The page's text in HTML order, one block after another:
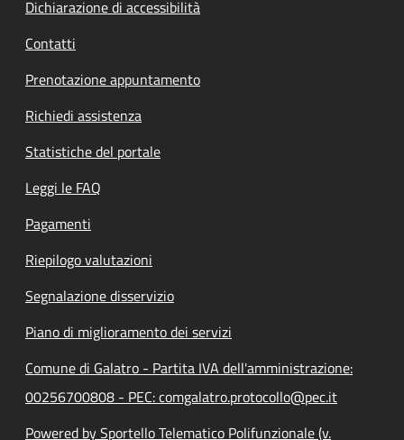
Dichiarazione di accessibilità
Contatti
Prenotazione appuntamento
Richiedi assistenza
Statistiche del portale
Leggi le FAQ
Pagamenti
Riepilogo valutazioni
Segnalazione disservizio
Piano di miglioramento dei servizi
Comune di Galatro - Partita IVA dell'amministrazione:
00256700808 - PEC: comgalatro.protocollo@pec.it
Powered by Sportello Telematico Polifunzionale (v.